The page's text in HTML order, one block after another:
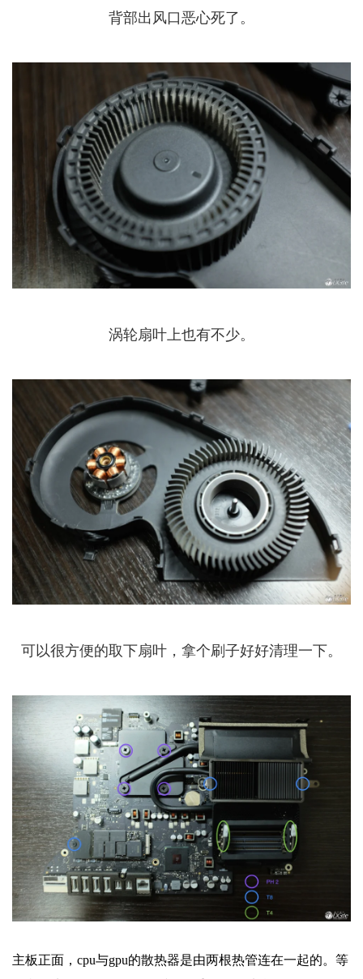
背部出风口恶心死了。
涡轮扇叶上也有不少。
可以很方便的取下扇叶，拿个刷子好好清理一下。
主板正面，cpu与gpu的散热器是由两根热管连在一起的。等